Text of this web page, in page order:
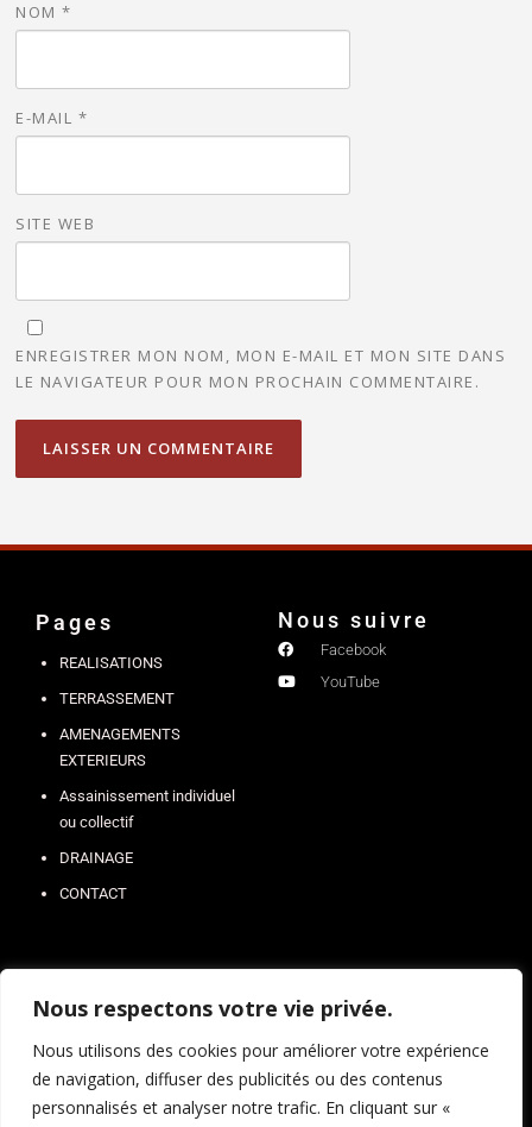
Nous respectons votre vie privée.
Nous utilisons des cookies pour améliorer votre expérience
de navigation, diffuser des publicités ou des contenus
personnalisés et analyser notre trafic. En cliquant sur «
NOM*
E-MAIL *
SITE WEB
ENREGISTRER MON NOM, MON E-MAIL ET MON SITE DANS
LE NAVIGATEUR POUR MON PROCHAIN COMMENTAIRE.
Pages
REALISATIONS
TERRASSEMENT
AMENAGEMENTS
EXTERIEURS
Assainissement individuel
ou collectif
DRAINAGE
CONTACT
Nous suivre
Facebook
YouTube
SOUSCRIRE